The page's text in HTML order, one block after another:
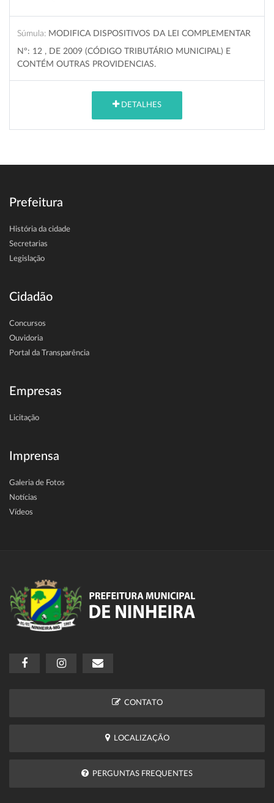
Súmula: MODIFICA DISPOSITIVOS DA LEI COMPLEMENTAR
Nº: 12 , DE 2009 (CÓDIGO TRIBUTÁRIO MUNICIPAL) E
CONTÉM OUTRAS PROVIDENCIAS.
DETALHES
Prefeitura
História da cidade
Secretarias
Legislação
Cidadão
Concursos
Ouvidoria
Portal da Transparência
Empresas
Licitação
Imprensa
Galeria de Fotos
Notícias
Vídeos
CONTATO
LOCALIZAÇÃO
PERGUNTAS FREQUENTES